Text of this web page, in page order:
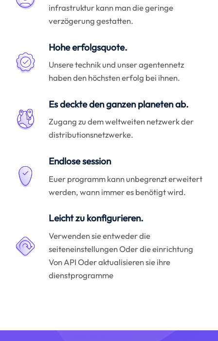
infrastruktur kann man die geringe
verzögerung gestatten.
Hohe erfolgsquote.
Unsere technik und unser agentennetz
haben den höchsten erfolg bei ihnen.
Es deckte den ganzen planeten ab.
Zugang zu dem weltweiten netzwerk der
distributionsnetzwerke.
Endlose session
Euer programm kann unbegrenzt erweitert
werden, wann immer es benötigt wird.
Leicht zu konfigurieren.
Verwenden sie entweder die
seiteneinstellungen Oder die einrichtung
Von API Oder aktualisieren sie ihre
dienstprogramme